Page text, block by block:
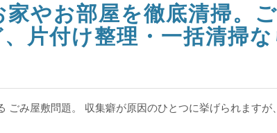
やお部屋を徹底清掃。
片付け整理・一括清掃な
ごみ屋敷問題。 収集癖が原因のひとつに挙げられます